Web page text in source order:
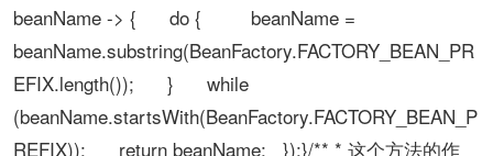
beanName -> { do { beanName =
beanName.substring(BeanFactory.FACTORY_BEAN_PR
EFIX.length()); } while
(beanName.startsWith(BeanFactory.FACTORY_BEAN_P
REFIX)); return beanName; });}/** * 这个方法的作